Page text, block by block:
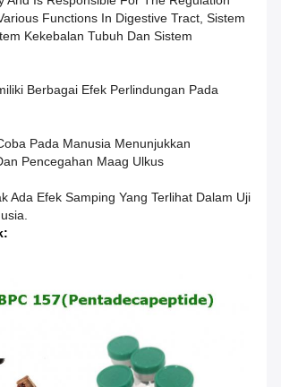
Functions In Digestive Tract, Sistem
Kekebalan Tubuh Dan Sistem
Berbagai Efek Perlindungan Pada
Pada Manusia Menunjukkan
Pencegahan Maag Ulkus
Ada Efek Samping Yang Terlihat Dalam Uji